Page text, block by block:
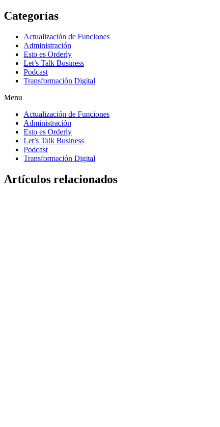
Categorías
Actualización de Funciones
Administración
Esto es Orderly
Let’s Talk Business
Podcast
Transformación Digital
Menu
Actualización de Funciones
Administración
Esto es Orderly
Let’s Talk Business
Podcast
Transformación Digital
Artículos relacionados